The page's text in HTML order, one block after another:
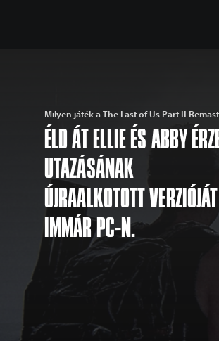
Milyen játék a The Last of Us Part II
ÉLD ÁT ELLIE ÉS ABBY
UTAZÁSÁNAK
ÚJRAALKOTOTT VERZIÓJÁT
IMMÁR PC-N.